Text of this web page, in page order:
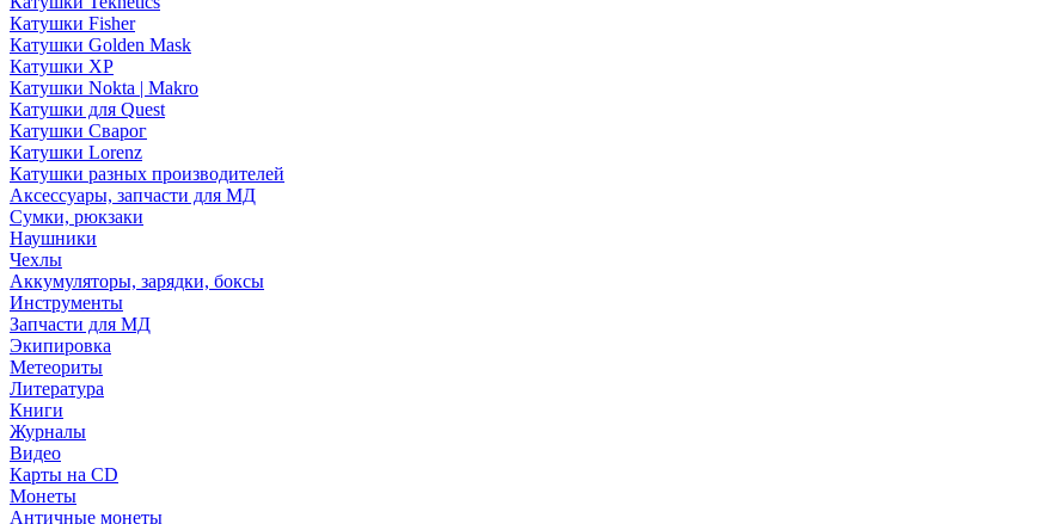
Катушки Fisher
Катушки Golden Mask
Катушки XP
Катушки Nokta | Makro
Катушки для Quest
Катушки Сварог
Катушки Lorenz
Катушки разных производителей
Аксессуары, запчасти для МД
Сумки, рюкзаки
Наушники
Чехлы
Аккумуляторы, зарядки, боксы
Инструменты
Запчасти для МД
Экипировка
Метеориты
Литература
Книги
Журналы
Видео
Карты на CD
Монеты
Античные монеты